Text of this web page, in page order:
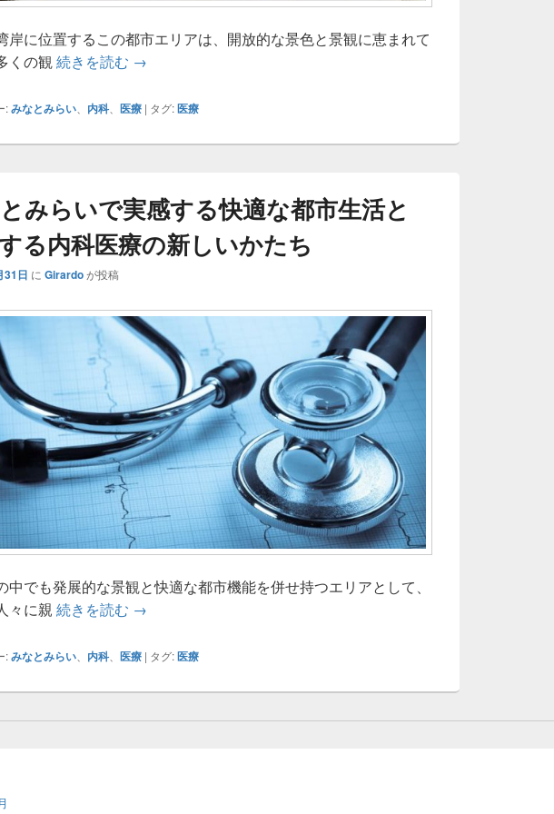
岸に位置するこの都市エリアは、開放的な景色と景観に恵まれて
くの観続きを読む みなとみらいの快適な暮らしを支える多様な内科医療と未来志向
→
:みなとみらい 内科、 医療 | タグ:医療
みらいで実感する快適な都市生活と
る内科医療の新しいかたち
31日 に Girardoが投稿
中でも発展的な景観と快適な都市機能を併せ持つエリアとして、
々に親 続きを読む みなとみらいで実感する快適な都市生活と進化する内科医療の新
→
:みなとみらい 内科、 医療 | タグ:医療